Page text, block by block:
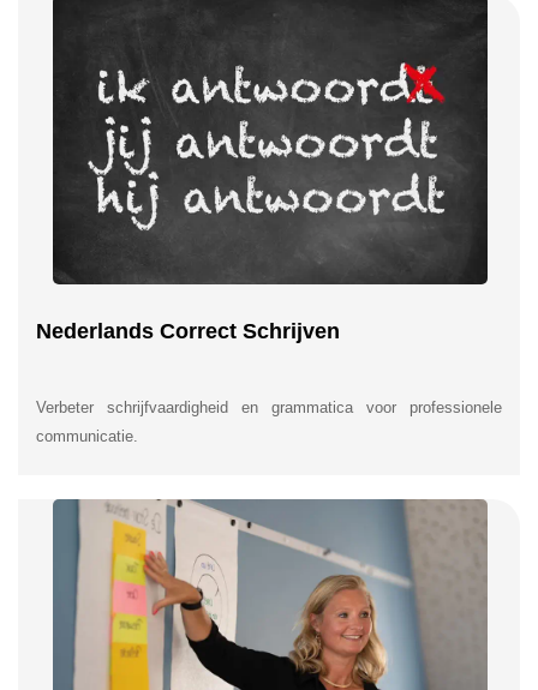
Nederlands Correct Schrijven
Verbeter schrijfvaardigheid en grammatica voor professionele
communicatie.